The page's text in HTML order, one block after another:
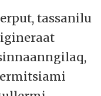
tassanilu